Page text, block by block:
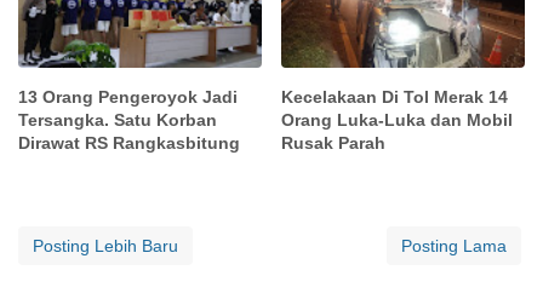
13 Orang Pengeroyok Jadi
Tersangka. Satu Korban
Dirawat RS Rangkasbitung
Kecelakaan Di Tol Merak 14
Orang Luka-Luka dan Mobil
Rusak Parah
Posting Lebih Baru Posting Lama